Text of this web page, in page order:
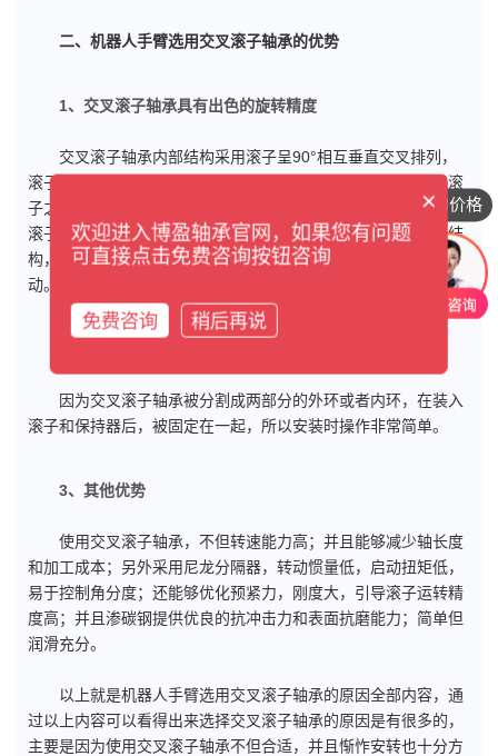
二、机器人手臂选用交叉滚子轴承的优势
1、交叉滚子轴承具有出色的旋转精度
交叉滚子轴承内部结构采用滚子呈90°相互垂直交叉排列，
滚子之间装有间隔保持器或者隔离块，可以防止滚子的倾斜或滚
子之间相互摩擦，有效防止了旋转扭矩的增加。另外，不会发生
滚子的一方接触现象或者锁死现象；同时因为内外环是分割的结
构，间隙可以调整，即使被施加预压，也能获得高精度的旋转运
动。
因为交叉滚子轴承被分割成两部分的外环或者内环，在装入
滚子和保持器后，被固定在一起，所以安装时操作非常简单。
3、其他优势
使用交叉滚子轴承，不但转速能力高；并且能够减少轴长度
和加工成本；另外采用尼龙分隔器，转动惯量低，启动扭矩低，
易于控制角分度；还能够优化预紧力，刚度大，引导滚子运转精
度高；并且渗碳钢提供优良的抗冲击力和表面抗磨能力；简单但
润滑充分。
以上就是机器人手臂选用交叉滚子轴承的原因全部内容，通
过以上内容可以看得出来选择交叉滚子轴承的原因是有很多的，
主要是因为使用交叉滚子轴承不但合适，并且惭怍安转也十分方
想咨询具体的价格
×
欢迎进入博盈轴承官网，如果您有问题
可直接点击免费咨询按钮咨询
免费咨询 稍后再说